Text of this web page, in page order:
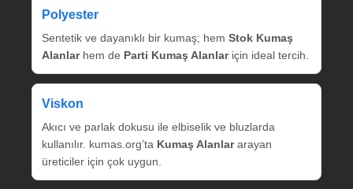
Polyester
Sentetik ve dayanıklı bir kumaş; hem Stok Kumaş
Alanlarhem de Parti Kumaş Alanlariçin ideal tercih.
Viskon
Akıcı ve parlak dokusu ile elbiselik ve bluzlarda
kullanılır. kumas.org’ta Kumaş Alanlararayan
üreticiler için çok uygun.